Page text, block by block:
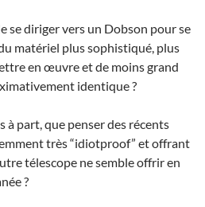
se diriger vers un Dobson pour se
matériel plus sophistiqué, plus
en œuvre et de moins grand
identique ?
à part, que penser des récents
très “idiotproof” et offrant
télescope ne semble offrir en
?